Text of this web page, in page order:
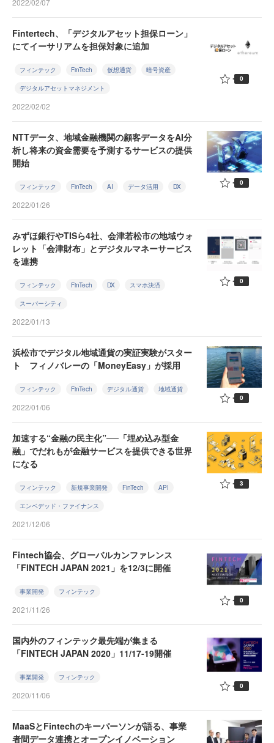
2022/02/07
Fintertech、「デジタルアセット担保ローン」
にてイーサリアムを担保対象に追加
フィンテック FinTech 仮想通貨 暗号資産
デジタルアセットマネジメント
2022/02/02
0
NTTデータ、地域金融機関の顧客データをAI分
析し将来の資金需要を予測するサービスの提供
開始
フィンテック FinTech AI データ活用 DX
2022/01/26
0
みずほ銀行やTISら4社、会津若松市の地域ウォ
レット「会津財布」とデジタルマネーサービス
を連携
フィンテック FinTech DX スマホ決済
スーパーシティ
2022/01/13
0
浜松市でデジタル地域通貨の実証実験がスター
ト フィノバレーの「MoneyEasy」が採用
フィンテック FinTech デジタル通貨 地域通貨
2022/01/06
0
加速する“金融の民主化”──「埋め込み型金
融」でだれもが金融サービスを提供できる世界
になる
フィンテック 新規事業開発 FinTech API
エンベデッド・ファイナンス
2021/12/06
3
Fintech協会、グローバルカンファレンス
「FINTECH JAPAN 2021」を12/3に開催
事業開発 フィンテック
2021/11/26
0
国内外のフィンテック最先端が集まる
「FINTECH JAPAN 2020」11/17-19開催
事業開発 フィンテック
2020/11/06
0
MaaSとFintechのキーパーソンが語る、事業
者間データ連携とオープンイノベーション